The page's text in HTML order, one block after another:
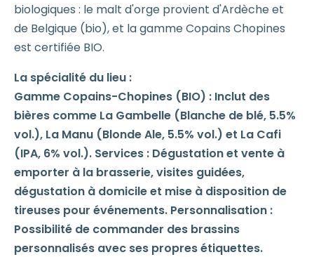
biologiques : le malt d'orge provient d'Ardèche et
de Belgique (bio), et la gamme Copains Chopines
est certifiée BIO.
La spécialité du lieu :
Gamme Copains-Chopines (BIO) : Inclut des
bières comme La Gambelle (Blanche de blé, 5.5%
vol.), La Manu (Blonde Ale, 5.5% vol.) et La Cafi
(IPA, 6% vol.). Services : Dégustation et vente à
emporter à la brasserie, visites guidées,
dégustation à domicile et mise à disposition de
tireuses pour événements. Personnalisation :
Possibilité de commander des brassins
personnalisés avec ses propres étiquettes.